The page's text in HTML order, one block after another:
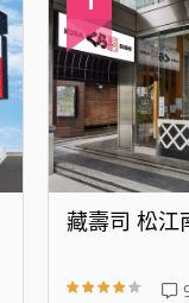
藏壽司 松江